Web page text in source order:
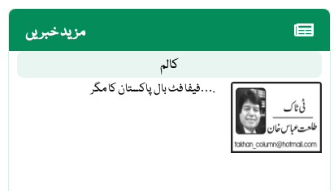
مزید خبریں
کالم
فیفا فٹ بال پاکستان کا مگر….